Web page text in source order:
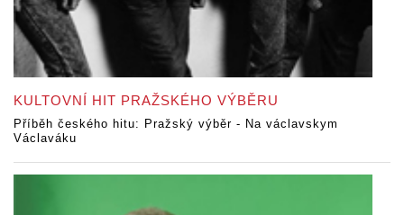
KULTOVNÍ HIT PRAŽSKÉHO VÝBĚRU
Příběh českého hitu: Pražský výběr - Na václavskym
Václaváku